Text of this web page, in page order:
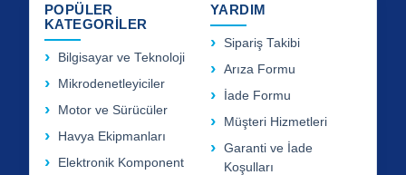
POPÜLER
KATEGORİLER
Bilgisayar ve Teknoloji
Mikrodenetleyiciler
Motor ve Sürücüler
Havya Ekipmanları
Elektronik Komponent
YARDIM
Sipariş Takibi
Arıza Formu
İade Formu
Müşteri Hizmetleri
Garanti ve İade
Koşulları